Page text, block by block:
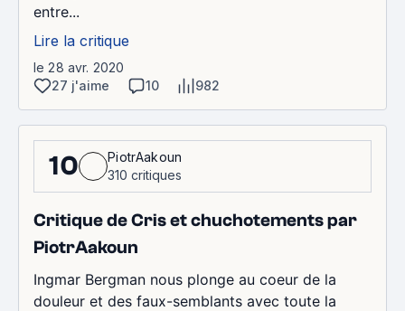
entre...
Lire la critique
le 28 avr. 2020
27 j'aime
10 982
10
PiotrAakoun
310 critiques
Critique de Cris et chuchotements par
PiotrAakoun
Ingmar Bergman nous plonge au coeur de la
douleur et des faux-semblants avec toute la